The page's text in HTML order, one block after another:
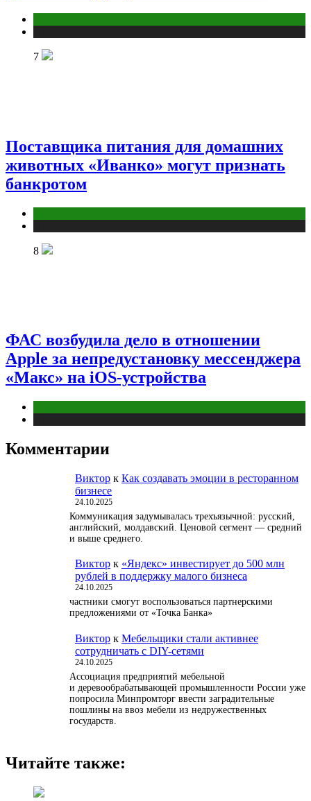
7
Поставщика питания для домашних
животных «Иванко» могут признать
банкротом
8
ФАС возбудила дело в отношении
Apple за непредустановку мессенджера
«Макс» на iOS-устройства
Комментарии
Виктор к Как создавать эмоции в ресторанном
бизнесе
24.10.2025
Коммуникация задумывалась трехъязычной: русский,
английский, молдавский. Ценовой сегмент — средний
и выше среднего.
Виктор к «Яндекс» инвестирует до 500 млн
рублей в поддержку малого бизнеса
24.10.2025
частники смогут воспользоваться партнерскими
предложениями от «Точка Банка»
Виктор к Мебельщики стали активнее
сотрудничать с DIY-сетями
24.10.2025
Ассоциация предприятий мебельной
и деревообрабатывающей промышленности России уже
попросила Минпромторг ввести заградительные
пошлины на ввоз мебели из недружественных
государств.
Читайте также: